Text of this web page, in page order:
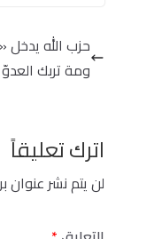
حزب الله
ومة تربك العدوّ
اترك تعليقاً
لن يتم نشر عنوان